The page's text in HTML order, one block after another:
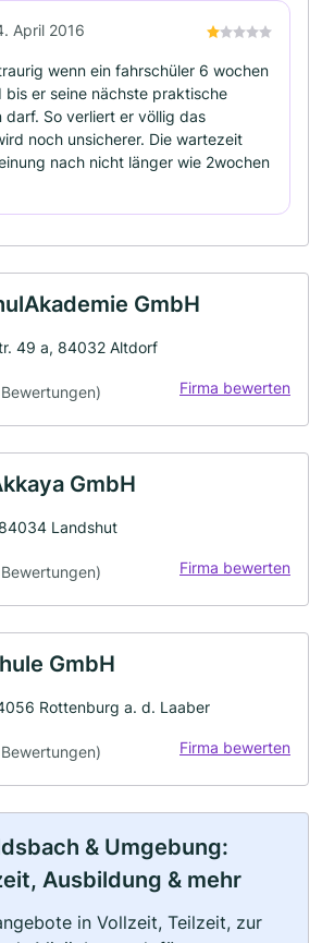
April 2016
wenn ein fahrschüler 6 wochen
bis er seine nächste praktische
darf. So verliert er völlig das
noch unsicherer. Die wartezeit
nach nicht länger wie 2wochen
GmbH
49 a, 84032 Altdorf
Firma bewerten
GmbH
Landshut
Firma bewerten
GmbH
Rottenburg a. d. Laaber
Firma bewerten
& Umgebung:
Ausbildung & mehr
in Vollzeit, Teilzeit, zur